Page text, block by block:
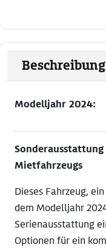
Beschreibung
Modelljahr 2024:
Mietfahrzeugs
Dieses Fahrzeug,
dem Modelljahr
Serienausstattung
Optionen für ein